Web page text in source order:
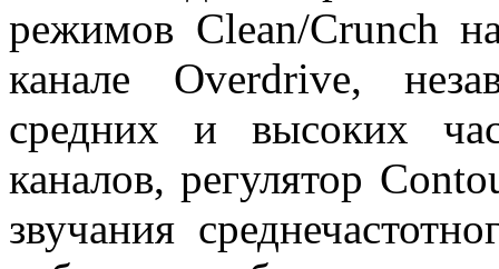
режимов Clean/Crunch
канале Overdrive,
средних и высоких
каналов, регулятор
звучания